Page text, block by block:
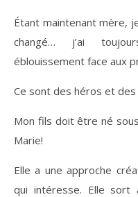
Étant maintenant mère,
changé… j’ai
éblouissement face aux
Ce sont des héros et
Mon fils doit être né
Marie!
Elle a une approche
qui intéresse. Elle sort